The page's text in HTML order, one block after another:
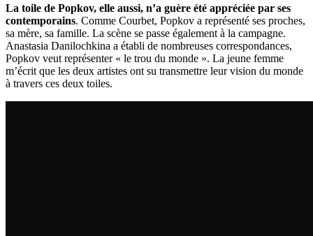
La toile de Popkov, elle aussi, n’a guère été appréciée par ses
contemporains. Comme Courbet, Popkov a représenté ses proches,
sa mère, sa famille. La scène se passe également à la campagne.
Anastasia Danilochkina a établi de nombreuses correspondances,
Popkov veut représenter « le trou du monde ». La jeune femme
m’écrit que les deux artistes ont su transmettre leur vision du monde
à travers ces deux toiles.